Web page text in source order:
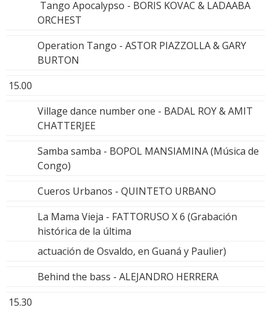
Tango Apocalypso - BORIS KOVAC & LADAABA
ORCHEST
Operation Tango - ASTOR PIAZZOLLA & GARY
BURTON
15.00
Village dance number one - BADAL ROY & AMIT
CHATTERJEE
Samba samba - BOPOL MANSIAMINA (Música de
Congo)
Cueros Urbanos - QUINTETO URBANO
La Mama Vieja - FATTORUSO X 6 (Grabación
histórica de la última
actuación de Osvaldo, en Guaná y Paulier)
Behind the bass - ALEJANDRO HERRERA
15.30